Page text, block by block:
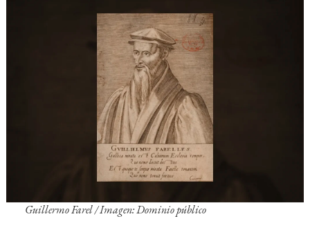
Guillermo Farel / Imagen: Dominio público